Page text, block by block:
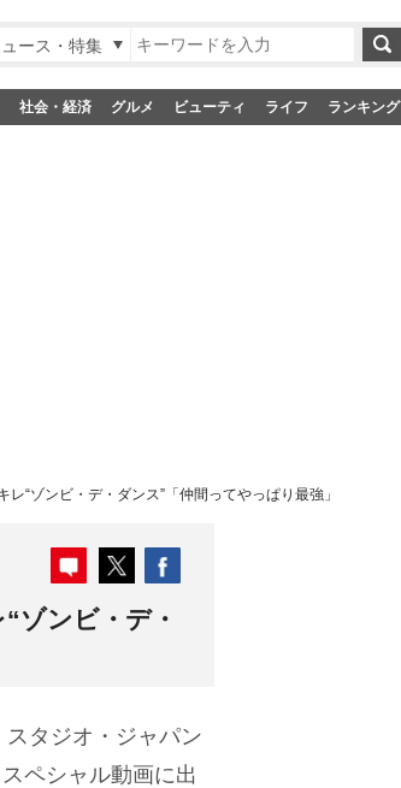
ュース・特集
社会・経済 グルメ ビューティ ライフ ランキング
“ゾンビ・デ・ダンス”「仲間ってやっぱり最強」
ゾンビ・デ・
タジオ・ジャパン
ペシャル動画に出